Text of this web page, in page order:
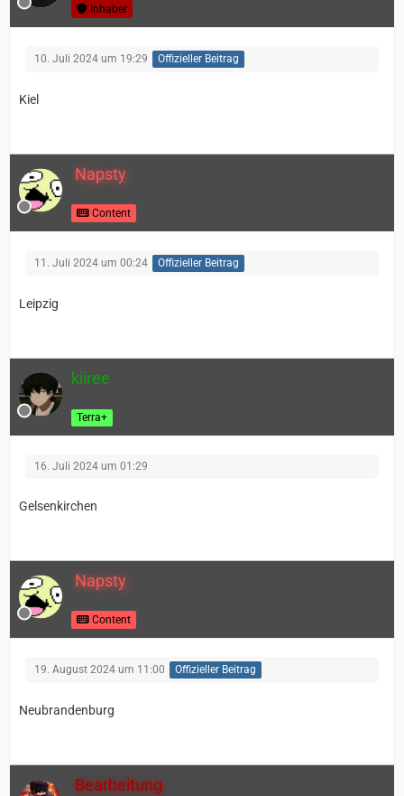
Inhaber
10. Juli 2024 um 19:29 Offizieller Beitrag
Kiel
Napsty
Content
11. Juli 2024 um 00:24 Offizieller Beitrag
Leipzig
kiiree
Terra+
16. Juli 2024 um 01:29
Gelsenkirchen
Napsty
Content
19. August 2024 um 11:00 Offizieller Beitrag
Neubrandenburg
Bearbeitung